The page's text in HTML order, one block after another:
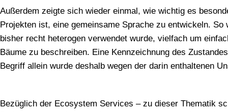
Außerdem zeigte sich wieder einmal, wie wichtig es
Projekten ist, eine gemeinsame Sprache zu entwickeln. So
bisher recht heterogen verwendet wurde, vielfach um
Bäume zu beschreiben. Eine Kennzeichnung des
Begriff allein wurde deshalb wegen der darin enthaltenen
Bezüglich der Ecosystem Services – zu dieser Thematik